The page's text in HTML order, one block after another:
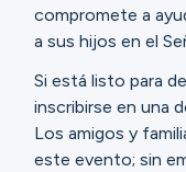
Buscar
Español
compromete a
a sus hijos en el
Si está listo para
inscribirse en una
Los amigos y
este evento; sin